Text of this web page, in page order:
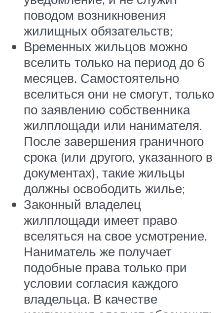
поводом возникновения
жилищных обязательств;
Временных жильцов можно
вселить только на период до 6
месяцев. Самостоятельно
вселиться они не смогут, только
по заявлению собственника
жилплощади или нанимателя.
После завершения граничного
срока (или другого, указанного в
документах), такие жильцы
должны освободить жилье;
Законный владелец
жилплощади имеет право
вселяться на свое усмотрение.
Наниматель же получает
подобные права только при
условии согласия каждого
владельца. В качестве